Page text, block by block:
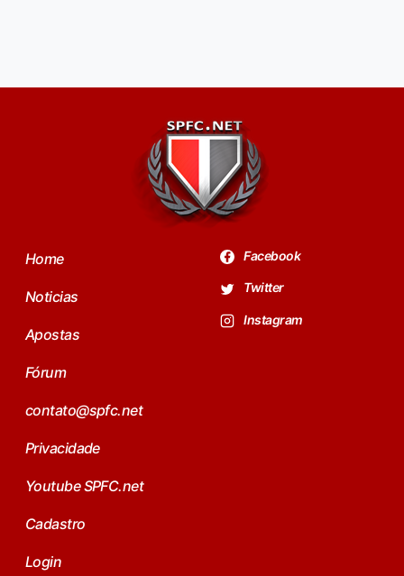
Home
Noticias
Apostas
Fórum
contato@spfc.net
Privacidade
Youtube SPFC.net
Cadastro
Login
Facebook
Twitter
Instagram